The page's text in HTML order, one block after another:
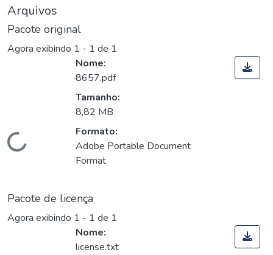
Arquivos
Pacote original
Agora exibindo 1 - 1 de 1
Carregando...
Nome:
8657.pdf
Tamanho:
8,82 MB
Formato:
Adobe Portable Document
Format
Pacote de licença
Agora exibindo 1 - 1 de 1
Nome:
license.txt